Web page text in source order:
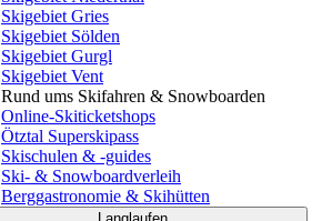
Skigebiet Gries
Skigebiet Sölden
Skigebiet Gurgl
Skigebiet Vent
Rund ums Skifahren & Snowboarden
Online-Skiticketshops
Ötztal Superskipass
Skischulen & -guides
Ski- & Snowboardverleih
Berggastronomie & Skihütten